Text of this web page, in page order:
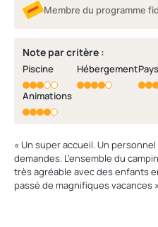
Membre du programme
Note par critère :
Piscine Hébergement
Animations
« Un super accueil. Un personnel attentif et réactif à nos
demandes. L’ensemble du camping propre. Les piscine chauffee
très agréable avec des enfants en bas âge. Rien a
passé de magnifiques vacances »